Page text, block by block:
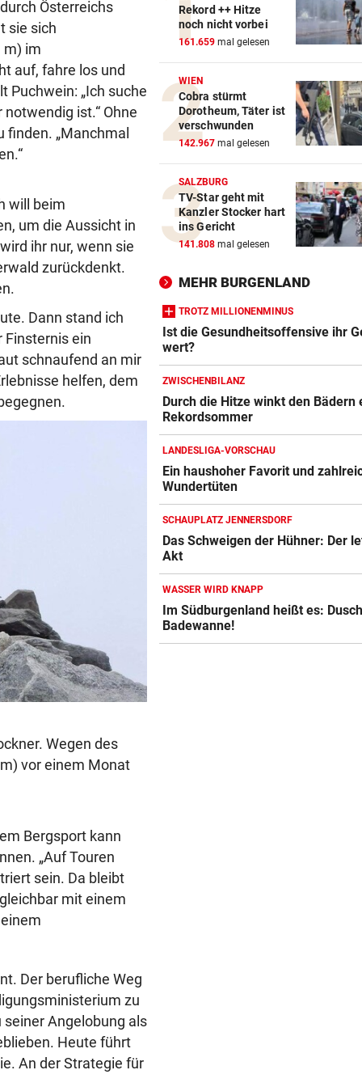
Österreichs
sie sich
m) im
auf, fahre los und
Puchwein: „Ich suche
ist.“ Ohne
finden. „Manchmal
will beim
um die Aussicht in
ihr nur, wenn sie
zurückdenkt.
Dann stand ich
Finsternis ein
schnaufend an mir
helfen, dem
Wegen des
vor einem Monat
Bergsport kann
„Auf Touren
sein. Da bleibt
mit einem
Der berufliche Weg
zu
Angelobung als
Heute führt
An der Strategie für
Rekord ++ Hitze
noch nicht vorbei
161.659 mal gelesen
WIEN
Cobra stürmt
Dorotheum, Täter ist
verschwunden
142.967 mal gelesen
SALZBURG
TV-Star geht mit
Kanzler Stocker hart
ins Gericht
141.808 mal gelesen
MEHR BURGENLAND
TROTZ MILLIONENMINUS
Ist die Gesundheitsoffensive ihr
wert?
ZWISCHENBILANZ
Durch die Hitze winkt den Bädern
Rekordsommer
LANDESLIGA-VORSCHAU
Ein haushoher Favorit und
Wundertüten
SCHAUPLATZ JENNERSDORF
Das Schweigen der Hühner: Der
Akt
WASSER WIRD KNAPP
Im Südburgenland heißt es:
Badewanne!